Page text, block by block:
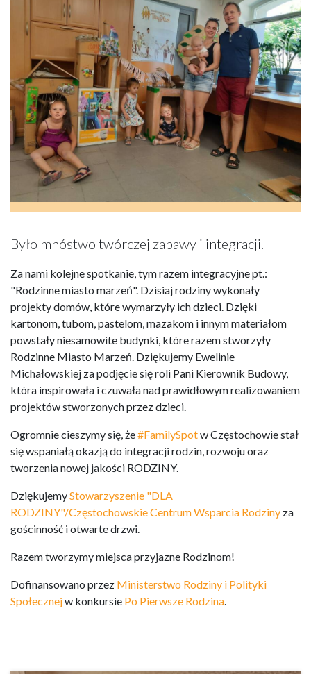
Było mnóstwo twórczej zabawy i integracji.
Za nami kolejne spotkanie, tym razem integracyjne pt.:
"Rodzinne miasto marzeń". Dzisiaj rodziny wykonały
projekty domów, które wymarzyły ich dzieci. Dzięki
kartonom, tubom, pastelom, mazakom i innym materiałom
powstały niesamowite budynki, które razem stworzyły
Rodzinne Miasto Marzeń. Dziękujemy Ewelinie
Michałowskiej za podjęcie się roli Pani Kierownik Budowy,
która inspirowała i czuwała nad prawidłowym realizowaniem
projektów stworzonych przez dzieci.
Ogromnie cieszymy się, że#FamilySpotw Częstochowie stał
się wspaniałą okazją do integracji rodzin, rozwoju oraz
tworzenia nowej jakości RODZINY.
DziękujemyStowarzyszenie "DLA
RODZINY"/Częstochowskie Centrum Wsparcia Rodziny za
gościnność i otwarte drzwi.
Razem tworzymy miejsca przyjazne Rodzinom!
Dofinansowano przez Ministerstwo Rodziny i Polityki
Społecznejw konkursie Po Pierwsze Rodzina